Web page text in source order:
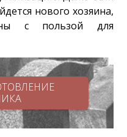
нового хозяина,
с пользой для